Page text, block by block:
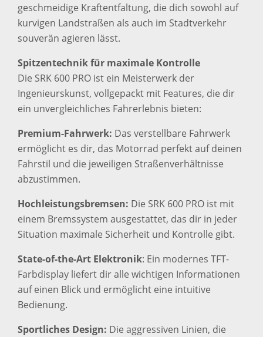
geschmeidige Kraftentfaltung, die dich sowohl auf
kurvigen Landstraßen als auch im Stadtverkehr
souverän agieren lässt.
Spitzentechnik für maximale Kontrolle
Die SRK 600 PRO ist ein Meisterwerk der
Ingenieurskunst, vollgepackt mit Features, die dir
ein unvergleichliches Fahrerlebnis bieten:
Premium-Fahrwerk: Das verstellbare Fahrwerk
ermöglicht es dir, das Motorrad perfekt auf deinen
Fahrstil und die jeweiligen Straßenverhältnisse
abzustimmen.
Hochleistungsbremsen: Die SRK 600 PRO ist mit
einem Bremssystem ausgestattet, das dir in jeder
Situation maximale Sicherheit und Kontrolle gibt.
State-of-the-Art Elektronik: Ein modernes TFT-
Farbdisplay liefert dir alle wichtigen Informationen
auf einen Blick und ermöglicht eine intuitive
Bedienung.
Sportliches Design: Die aggressiven Linien, die